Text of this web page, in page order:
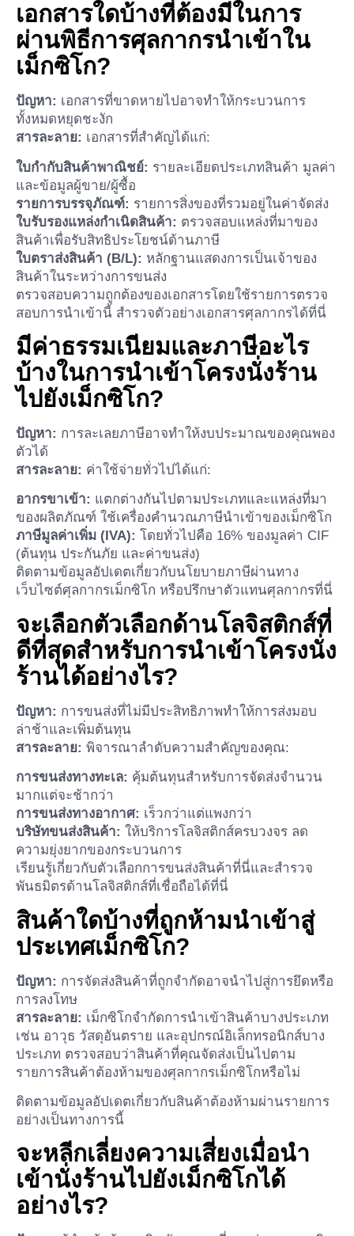
เอกสารใดบ้างที่ต้องมีในการ
ผ่านพิธีการศุลกากรนำเข้าใน
เม็กซิโก?
ปัญหา: เอกสารที่ขาดหายไปอาจทำให้กระบวนการ
ทั้งหมดหยุดชะงัก
สารละลาย: เอกสารที่สำคัญได้แก่:
ใบกำกับสินค้าพาณิชย์: รายละเอียดประเภทสินค้า มูลค่า
และข้อมูลผู้ขาย/ผู้ซื้อ
รายการบรรจุภัณฑ์: รายการสิ่งของที่รวมอยู่ในค่าจัดส่ง
ใบรับรองแหล่งกำเนิดสินค้า: ตรวจสอบแหล่งที่มาของ
สินค้าเพื่อรับสิทธิประโยชน์ด้านภาษี
ใบตราส่งสินค้า (B/L): หลักฐานแสดงการเป็นเจ้าของ
สินค้าในระหว่างการขนส่ง
ตรวจสอบความถูกต้องของเอกสารโดยใช้รายการตรวจ
สอบการนำเข้านี้ สำรวจตัวอย่างเอกสารศุลกากรได้ที่นี่
มีค่าธรรมเนียมและภาษีอะไร
บ้างในการนำเข้าโครงนั่งร้าน
ไปยังเม็กซิโก?
ปัญหา: การละเลยภาษีอาจทำให้งบประมาณของคุณพอง
ตัวได้
สารละลาย: ค่าใช้จ่ายทั่วไปได้แก่:
อากรขาเข้า: แตกต่างกันไปตามประเภทและแหล่งที่มา
ของผลิตภัณฑ์ ใช้เครื่องคำนวณภาษีนำเข้าของเม็กซิโก
ภาษีมูลค่าเพิ่ม (IVA): โดยทั่วไปคือ 16% ของมูลค่า CIF
(ต้นทุน ประกันภัย และค่าขนส่ง)
ติดตามข้อมูลอัปเดตเกี่ยวกับนโยบายภาษีผ่านทาง
เว็บไซต์ศุลกากรเม็กซิโก หรือปรึกษาตัวแทนศุลกากรที่นี่
จะเลือกตัวเลือกด้านโลจิสติกส์ที่
ดีที่สุดสำหรับการนำเข้าโครงนั่ง
ร้านได้อย่างไร?
ปัญหา: การขนส่งที่ไม่มีประสิทธิภาพทำให้การส่งมอบ
ล่าช้าและเพิ่มต้นทุน
สารละลาย: พิจารณาลำดับความสำคัญของคุณ:
การขนส่งทางทะเล: คุ้มต้นทุนสำหรับการจัดส่งจำนวน
มากแต่จะช้ากว่า
การขนส่งทางอากาศ: เร็วกว่าแต่แพงกว่า
บริษัทขนส่งสินค้า: ให้บริการโลจิสติกส์ครบวงจร ลด
ความยุ่งยากของกระบวนการ
เรียนรู้เกี่ยวกับตัวเลือกการขนส่งสินค้าที่นี่และสำรวจ
พันธมิตรด้านโลจิสติกส์ที่เชื่อถือได้ที่นี่
สินค้าใดบ้างที่ถูกห้ามนำเข้าสู่
ประเทศเม็กซิโก?
ปัญหา: การจัดส่งสินค้าที่ถูกจำกัดอาจนำไปสู่การยึดหรือ
การลงโทษ
สารละลาย: เม็กซิโกจำกัดการนำเข้าสินค้าบางประเภท
เช่น อาวุธ วัสดุอันตราย และอุปกรณ์อิเล็กทรอนิกส์บาง
ประเภท ตรวจสอบว่าสินค้าที่คุณจัดส่งเป็นไปตาม
รายการสินค้าต้องห้ามของศุลกากรเม็กซิโกหรือไม่
ติดตามข้อมูลอัปเดตเกี่ยวกับสินค้าต้องห้ามผ่านรายการ
อย่างเป็นทางการนี้
จะหลีกเลี่ยงความเสี่ยงเมื่อนำ
เข้านั่งร้านไปยังเม็กซิโกได้
อย่างไร?